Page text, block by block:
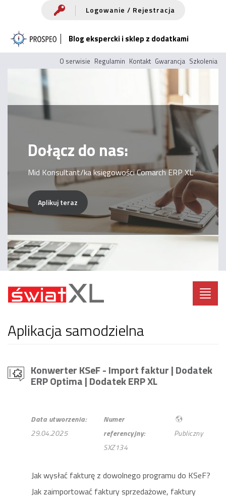
treści
Logowanie / Rejestracja
Blog ekspercki i sklep z dodatkami
O serwisie Regulamin Kontakt Gwarancja Szkolenia
Dołącz do nas:
Mid Konsultant/ka księgowości Comarch ERP XL
Aplikuj teraz
Aplikacja samodzielna
Konwerter KSeF - Import faktur | Dodatek
ERP Optima| Dodatek ERP XL
Data utworzenia:
29.04.2025
Numer
referencyjny:
SXZ134
Publiczny
Jak wysłać fakturę z dowolnego programu do KSeF?
Jak zaimportować faktury sprzedażowe, faktury